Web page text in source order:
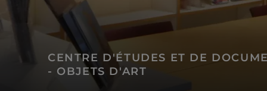
CENTRE D'ÉTUDES ET DE
- OBJETS D'ART
Recherche et conservation | Sources et ressources |